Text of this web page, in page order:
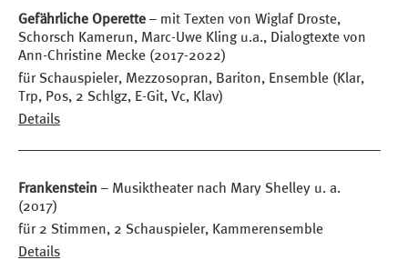
Gefährliche Operette – mit Texten von Wiglaf Droste,
Schorsch Kamerun, Marc-Uwe Kling u.a., Dialogtexte von
Ann-Christine Mecke (2017-2022)
für Schauspieler, Mezzosopran, Bariton, Ensemble (Klar,
Trp, Pos, 2 Schlgz, E-Git, Vc, Klav)
Details
Frankenstein – Musiktheater nach Mary Shelley u. a.
(2017)
für 2 Stimmen, 2 Schauspieler, Kammerensemble
Details